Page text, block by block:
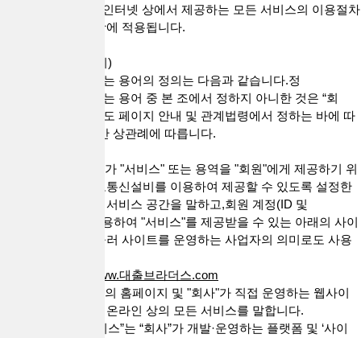
본 약관은 "회사"가 인터넷 상에서 제공하는 모든 서비스의 이용절차
및 기타 필요한 사항에 적용됩니다.
제 2 조 (용어의 정의)
본 약관에서 사용하는 용어의 정의는 다음과 같습니다.정
본 약관에서 사용하는 용어 중 본 조에서 정하지 아니한 것은 “회
사”의 “사이트”의 별도 페이지 안내 및 관계법령에서 정하는 바에 따
르며, 그 외에는 일반 상관례에 따릅니다.
1. "사이트"란 "회사"가 "서비스" 또는 용역을 "회원"에게 제공하기 위
하여 컴퓨터 등 정보통신설비를 이용하여 제공할 수 있도록 설정한
가상의 영업장 또는 서비스 공간을 말하고,회원 계정(ID 및
PASSWORD)을 이용하여 "서비스"를 제공받을 수 있는 아래의 사이
트를 말합니다. 아울러 사이트를 운영하는 사업자의 의미로도 사용
www.대출브라더스.com
2. "서비스"는 "회사"의 홈페이지 및 "회사"가 직접 운영하는 웹사이
트 등에서 제공하는 온라인 상의 모든 서비스를 말합니다.
3. “대출 직거래 서비스”는 “회사”가 개발·운영하는 플랫폼 및 ‘사이